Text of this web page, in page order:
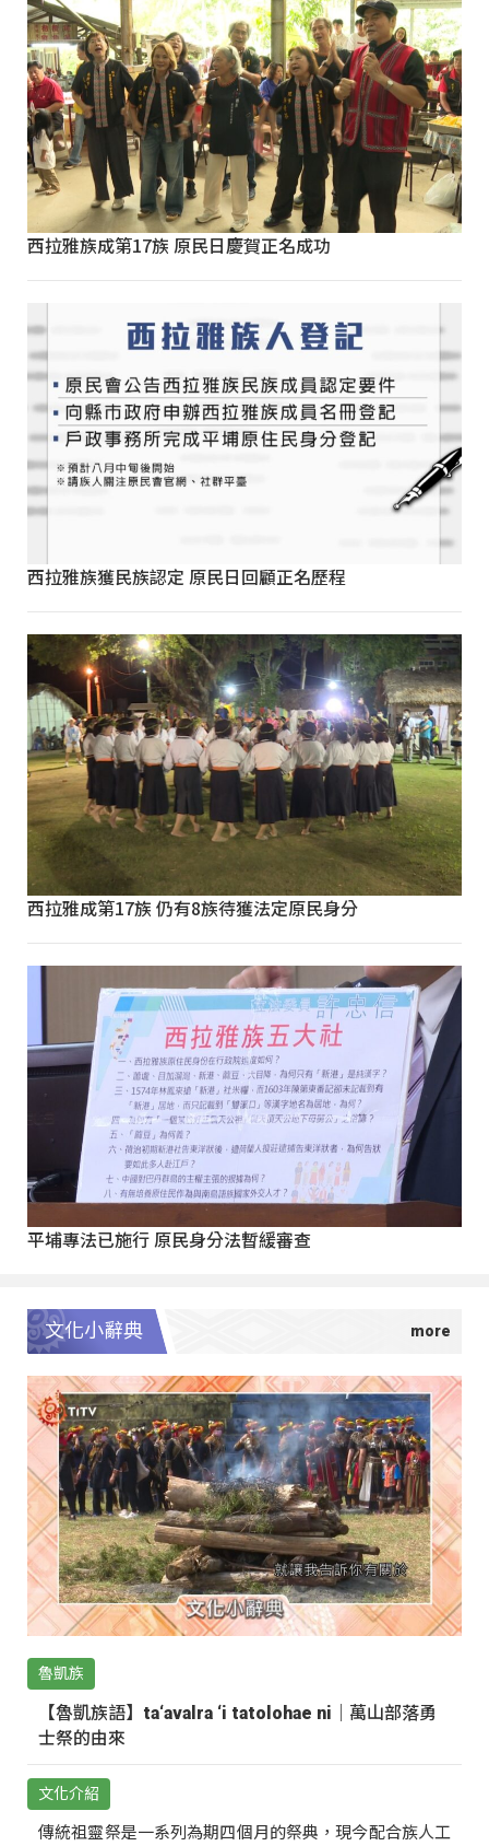
西拉雅族成第17族 原民日慶賀正名成功
西拉雅族獲民族認定 原民日回顧正名歷程
西拉雅成第17族 仍有8族待獲法定原民身分
平埔專法已施行 原民身分法暫緩審查
文化小辭典
魯凱族
【魯凱族語】ta‘avalra ‘i tatolohae ni｜萬山部落勇
士祭的由來
文化介紹
傳統祖靈祭是一系列為期四個月的祭典，現今配合族人工